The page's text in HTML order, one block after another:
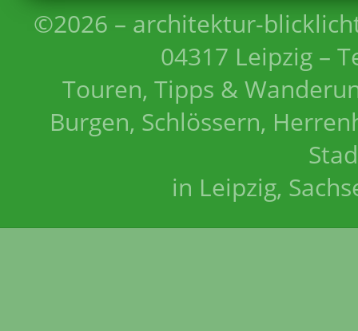
©2026 – architektur-
04317 Leipzig –
Touren, Tipps &
Burgen, Schlössern,
in Leipzig,